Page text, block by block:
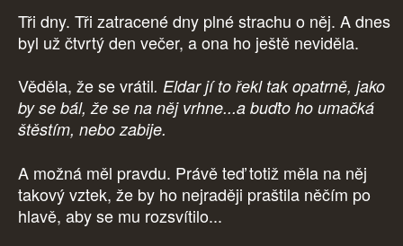
Tři dny. Tři zatracené dny plné strachu o něj. A dnes
byl už čtvrtý den večer, a ona ho ještě neviděla.
Věděla, že se vrátil. Eldar jí to řekl tak opatrně, jako
by se bál, že se na něj vrhne...a buďto ho umačká
štěstím, nebo zabije.
A možná měl pravdu. Právě teď totiž měla na něj
takový vztek, že by ho nejraději praštila něčím po
hlavě, aby se mu rozsvítilo...